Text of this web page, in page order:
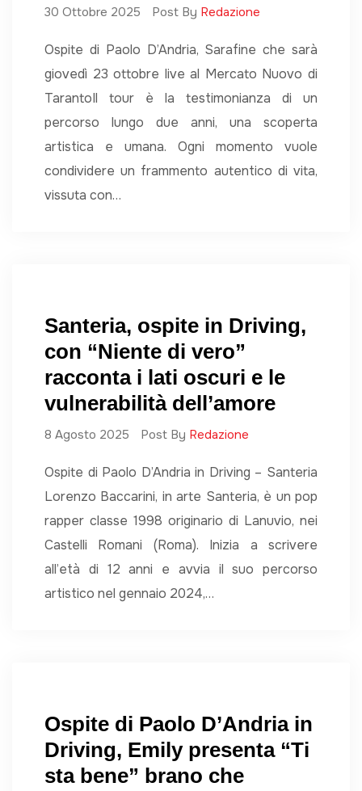
30 Ottobre 2025 Post By Redazione
Ospite di Paolo D’Andria, Sarafine che sarà
giovedì 23 ottobre live al Mercato Nuovo di
TarantoIl tour è la testimonianza di un
percorso lungo due anni, una scoperta
artistica e umana. Ogni momento vuole
condividere un frammento autentico di vita,
vissuta con…
Santeria, ospite in Driving,
con “Niente di vero”
racconta i lati oscuri e le
vulnerabilità dell’amore
8 Agosto 2025 Post By Redazione
Ospite di Paolo D’Andria in Driving – Santeria
Lorenzo Baccarini, in arte Santeria, è un pop
rapper classe 1998 originario di Lanuvio, nei
Castelli Romani (Roma). Inizia a scrivere
all’età di 12 anni e avvia il suo percorso
artistico nel gennaio 2024,…
Ospite di Paolo D’Andria in
Driving, Emily presenta “Ti
sta bene” brano che